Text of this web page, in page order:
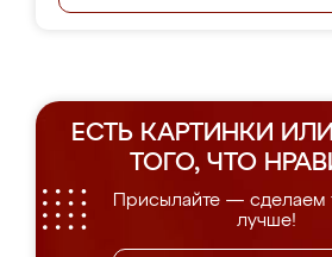
ЕСТЬ КАРТИНКИ
ТОГО, ЧТО
Присылайте — сделаем
лучше!